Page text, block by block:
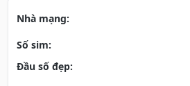
Nhà mạng:
Số sim:
Đầu số đẹp: